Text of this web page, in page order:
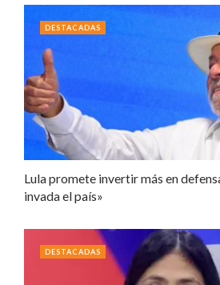
Lula promete invertir más en
invada el país»
DESTACADAS
DESTACADAS